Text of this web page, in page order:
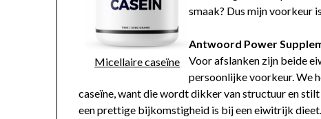
Micellaire caseïne
smaak? Dus mijn voorkeur
Antwoord Power
Voor afslanken zijn beide
persoonlijke voorkeur. We
caseïne, want die wordt dikker van structuur en
een prettige bijkomstigheid is bij een eiwitrijk